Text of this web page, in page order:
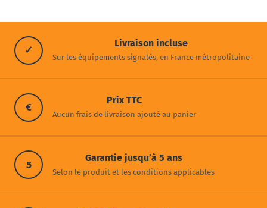
✓
Livraison incluse
Sur les équipements signalés, en France métropolitaine
€
Prix TTC
Aucun frais de livraison ajouté au panier
5
Garantie jusqu’à 5 ans
Selon le produit et les conditions applicables